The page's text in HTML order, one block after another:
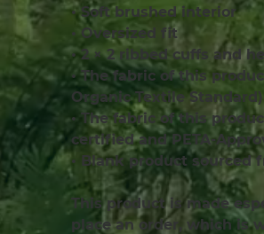
• Soft brushed interior
• Oversized fit
• 2 × 2 ribbed cuffs and
• The fabric of this
Organic Textile Standard)
• The fabric of this
certified and PETA-
• Blank product sourced
This product is made
place an order, which is